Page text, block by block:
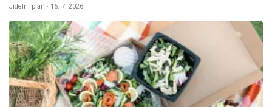
Jídelní plán · 15. 7. 2026